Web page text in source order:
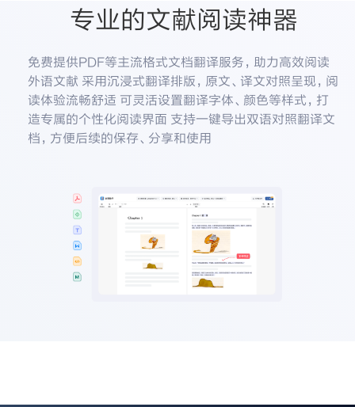
专业的文献阅读神器
免费提供PDF等主流格式文档翻译服务，助力高效阅读
外语文献 采用沉浸式翻译排版，原文、译文对照呈现，阅
读体验流畅舒适 可灵活设置翻译字体、颜色等样式，打
造专属的个性化阅读界面 支持一键导出双语对照翻译文
档，方便后续的保存、分享和使用